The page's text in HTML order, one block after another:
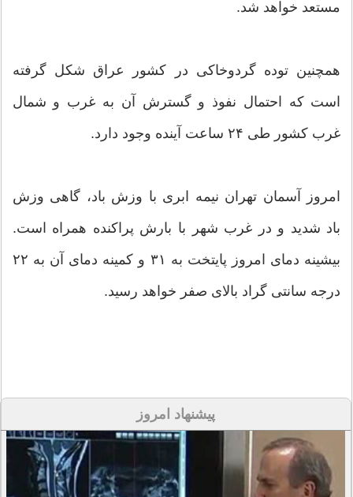
مستعد خواهد شد.
همچنین توده گردوخاکی در کشور عراق شکل گرفته
است که احتمال نفوذ و گسترش آن به غرب و شمال
غرب کشور طی ۲۴ ساعت آینده وجود دارد.
امروز آسمان تهران نیمه ابری با وزش باد، گاهی وزش
باد شدید و در غرب شهر با بارش پراکنده همراه است.
بیشینه دمای امروز پایتخت به ۳۱ و کمینه دمای آن به ۲۲
درجه سانتی گراد بالای صفر خواهد رسید.
پیشنهاد امروز